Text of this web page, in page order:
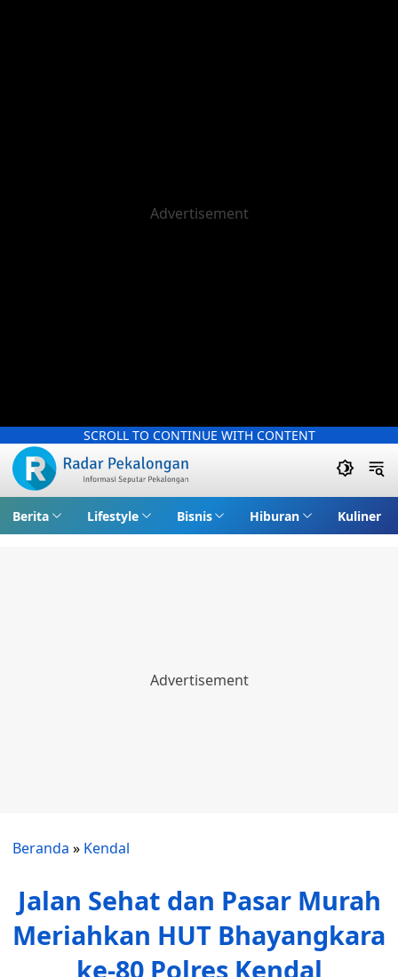
SCROLL TO CONTINUE WITH CONTENT
Berita Lifestyle Bisnis Hiburan Kuliner
Beranda » Kendal
Jalan Sehat dan Pasar Murah
Meriahkan HUT Bhayangkara
ke-80 Polres Kendal